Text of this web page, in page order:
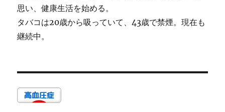
思い、健康生活を始める。
タバコは20歳から吸っていて、43歳で禁煙。現在も
継続中。